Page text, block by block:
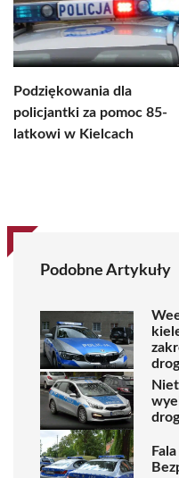
Podziękowania dla
policjantki za pomoc 85-
latkowi w Kielcach
Podobne Artykuły